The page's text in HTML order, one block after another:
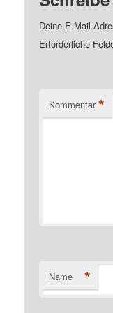
Deine E-Mail-
Erforderliche
Kommentar *
Name *